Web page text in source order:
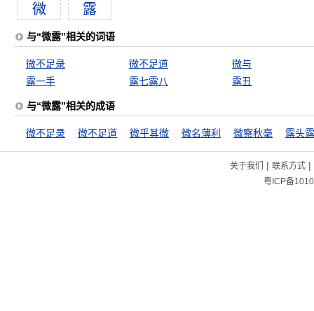
微 露
与“微露”相关的词语
微不足录 微不足道
微与
露一手
露七露八 露丑
与“微露”相关的成语
微不足录 微不足道 微乎其微 微名薄利 微察秋毫 露头
关于我们 | 联系方式|
粤ICP备